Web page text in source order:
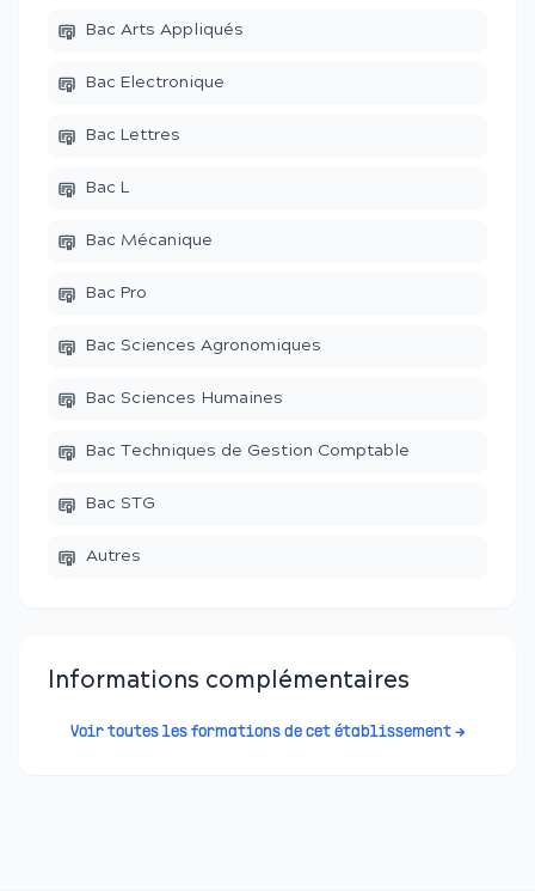
Bac Arts Appliqués
Bac Electronique
Bac Lettres
Bac L
Bac Mécanique
Bac Pro
Bac Sciences Agronomiques
Bac Sciences Humaines
Bac Techniques de Gestion Comptable
Bac STG
Autres
Informations complémentaires
Voir toutes les formations de cet établissement →